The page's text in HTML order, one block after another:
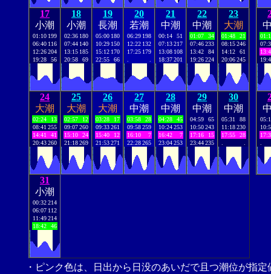
17
小潮
01:10 199
06:40 116
12:26204
19:28
56
18
小潮
02:36 180
07:44 140
13:15 185
20:58
69
19
長潮
05:00 180
10:29 150
15:12 170
22:55
66
20
若潮
06:29 198
12:22 132
17:25 179
21
中潮
00:14
51
07:13217
13:08 108
18:37201
22
中潮
01:07
34
07:46233
13:42
84
19:26224
23
大潮
01:48
21
08:15246
14:12
61
20:06245
24
大潮
02:24
13
08:41 255
14:41
41
20:43260
25
大潮
02:57
12
09:07260
15:10
24
21:18269
26
大潮
03:28
17
09:33261
15:40
12
21:53271
27
中潮
03:58
28
09:58259
16:10
7
22:28265
28
中潮
04:28
45
10:24253
16:42
7
23:04253
29
中潮
04:59
65
10:50243
17:16
15
23:44235
30
中潮
05:31
88
11:18230
17:55
28
31
小潮
00:32214
06:07 112
11:49214
18:42
46
・ピンク色は、日出から日没のあいだで且つ潮位が指